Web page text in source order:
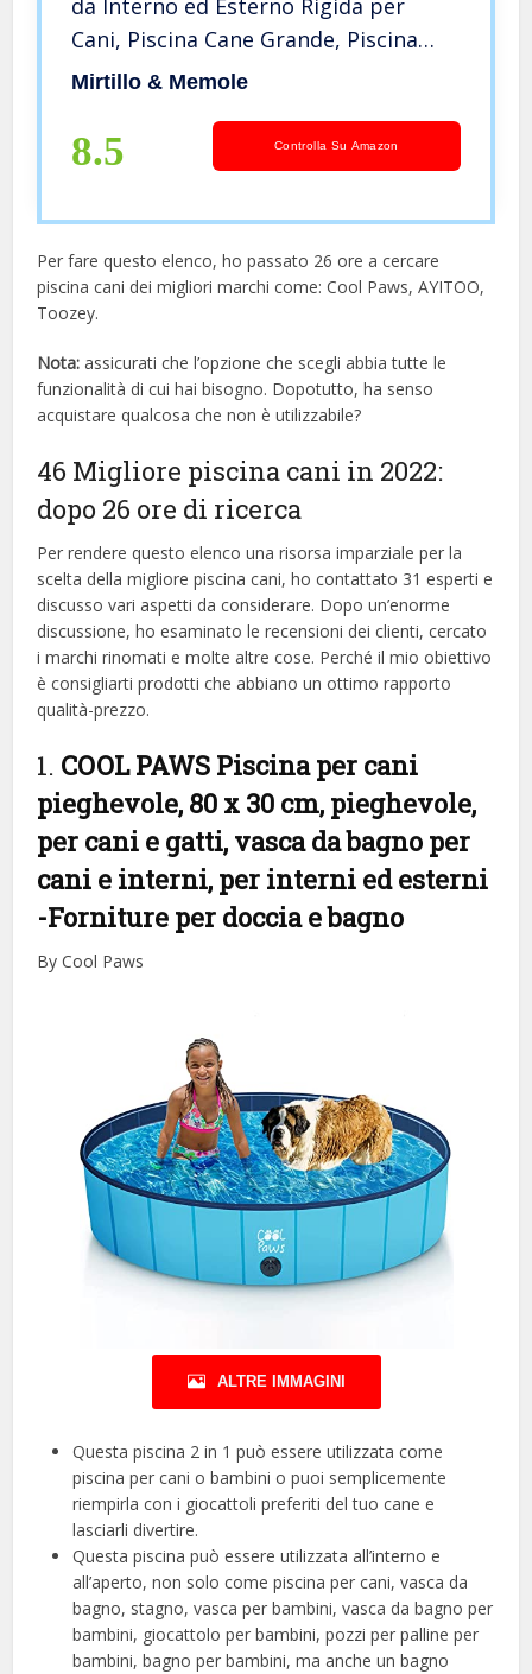
da Interno ed Esterno Rigida per
Cani, Piscina Cane Grande, Piscina
Rigida per Cani, Accessori Cani
Vasca da Bagno Pieghevole
Mirtillo & Memole
8.5 Controlla Su Amazon
Per fare questo elenco, ho passato 26 ore a cercare
piscina cani dei migliori marchi come: Cool Paws, AYITOO,
Toozey.
Nota: assicurati che l’opzione che scegli abbia tutte le
funzionalità di cui hai bisogno. Dopotutto, ha senso
acquistare qualcosa che non è utilizzabile?
46 Migliore piscina cani in 2022:
dopo 26 ore di ricerca
Per rendere questo elenco una risorsa imparziale per la
scelta della migliore piscina cani, ​​ho contattato 31 esperti e
discusso vari aspetti da considerare. Dopo un’enorme
discussione, ho esaminato le recensioni dei clienti, cercato
i marchi rinomati e molte altre cose. Perché il mio obiettivo
è consigliarti prodotti che abbiano un ottimo rapporto
qualità-prezzo.
1. COOL PAWS Piscina per cani
pieghevole, 80 x 30 cm, pieghevole,
per cani e gatti, vasca da bagno per
cani e interni, per interni ed esterni
-Forniture per doccia e bagno
By Cool Paws
ALTRE IMMAGINI
Questa piscina 2 in 1 può essere utilizzata come
piscina per cani o bambini o puoi semplicemente
riempirla con i giocattoli preferiti del tuo cane e
lasciarli divertire.
Questa piscina può essere utilizzata all’interno e
all’aperto, non solo come piscina per cani, vasca da
bagno, stagno, vasca per bambini, vasca da bagno per
bambini, giocattolo per bambini, pozzi per palline per
bambini, bagno per bambini, ma anche un bagno